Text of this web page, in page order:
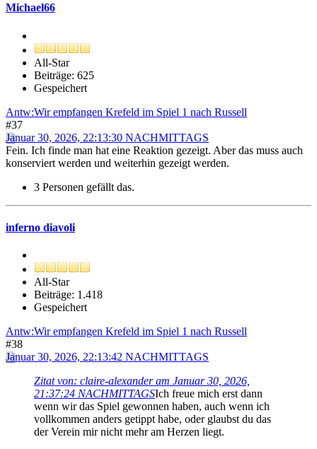
Michael66
All-Star
Beiträge: 625
Gespeichert
Antw:Wir empfangen Krefeld im Spiel 1 nach Russell
#37
Januar 30, 2026, 22:13:30 NACHMITTAGS
Fein. Ich finde man hat eine Reaktion gezeigt. Aber das muss auch
konserviert werden und weiterhin gezeigt werden.
3 Personen gefällt das.
inferno diavoli
All-Star
Beiträge: 1.418
Gespeichert
Antw:Wir empfangen Krefeld im Spiel 1 nach Russell
#38
Januar 30, 2026, 22:13:42 NACHMITTAGS
Zitat von: claire-alexander am Januar 30, 2026,
21:37:24 NACHMITTAGSIch freue mich erst dann
wenn wir das Spiel gewonnen haben, auch wenn ich
vollkommen anders getippt habe, oder glaubst du das
der Verein mir nicht mehr am Herzen liegt.